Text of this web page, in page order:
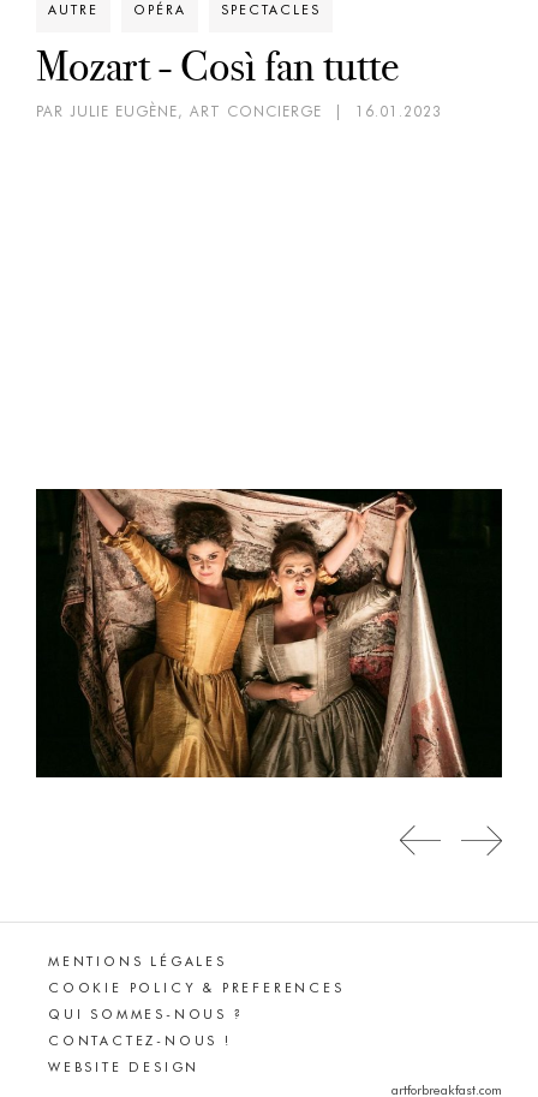
AUTRE OPÉRA SPECTACLES
Mozart - Così fan tutte
PAR JULIE EUGÈNE, ART CONCIERGE 16.01.2023
MENTIONS LÉGALES
COOKIE POLICY & PREFERENCES
QUI SOMMES-NOUS ?
CONTACTEZ-NOUS !
WEBSITE DESIGN
artforbreakfast.com